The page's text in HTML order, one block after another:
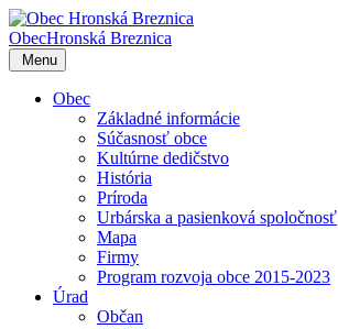
ObecHronská Breznica
Menu
Obec
Základné informácie
Súčasnosť obce
Kultúrne dedičstvo
História
Príroda
Urbárska a pasienková spoločnosť
Mapa
Firmy
Program rozvoja obce 2015-2023
Úrad
Občan